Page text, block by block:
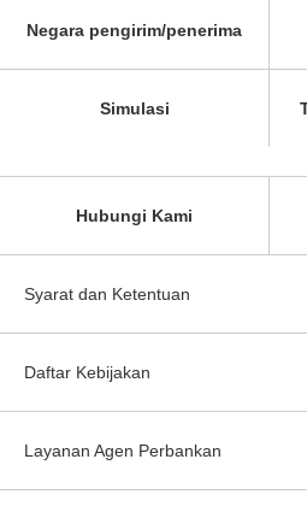
Negara pengirim/penerima
Simulasi
Hubungi Kami
Syarat dan Ketentuan
Daftar Kebijakan
Layanan Agen Perbankan